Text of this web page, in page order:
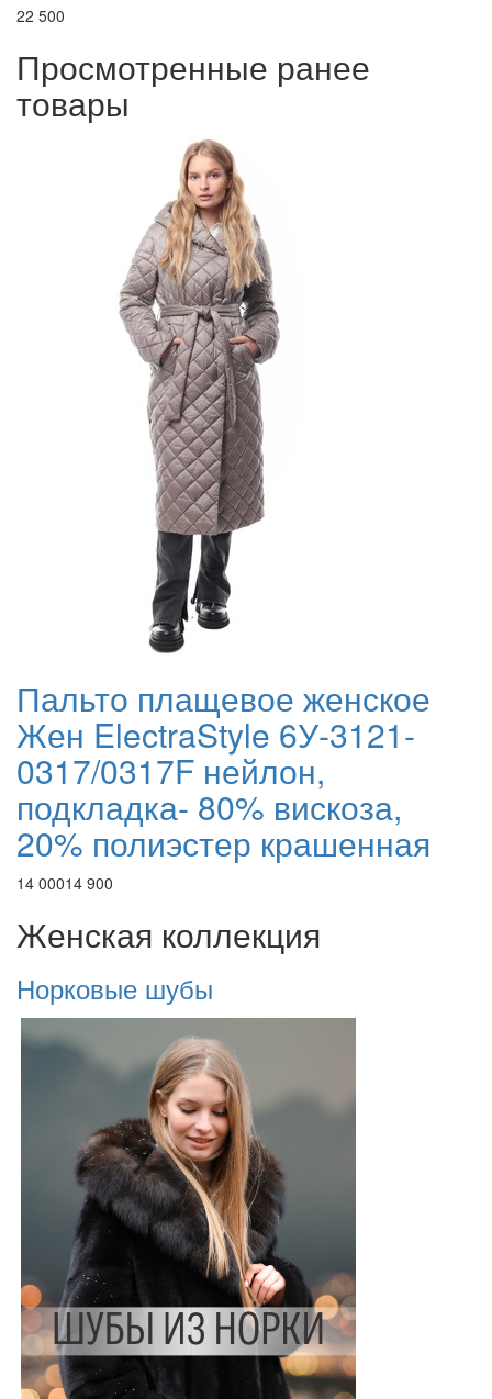
22 500
Просмотренные ранее
товары
Пальто плащевое женское
Жен ElectraStyle 6У-3121-
0317/0317F нейлон,
подкладка- 80% вискоза,
20% полиэстер крашенная
14 00014 900
Женская коллекция
Норковые шубы